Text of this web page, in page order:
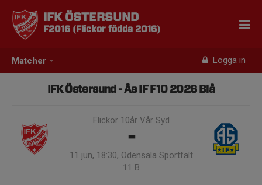
Matcher Logga in
IFK ÖSTERSUND
F2016 (Flickor födda 2016)
IFK Östersund - Ås IF F10 2026 Blå
Flickor 10år Vår Syd
-
11 jun, 18:30, Odensala Sportfält
11 B